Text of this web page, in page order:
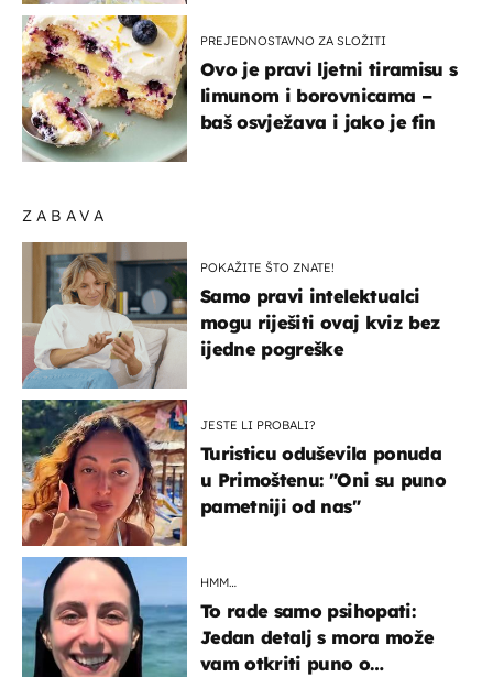
ZABAVA
POKAŽITE ŠTO ZNATE!
Samo pravi intelektualci
mogu riješiti ovaj kviz bez
ijedne pogreške
JESTE LI PROBALI?
Turisticu oduševila ponuda
u Primoštenu: "Oni su puno
pametniji od nas"
HMM…
To rade samo psihopati:
Jedan detalj s mora može
vam otkriti puno o
PREJEDNOSTAVNO ZA SLOŽITI
Ovo je pravi ljetni tiramisu s
limunom i borovnicama –
baš osvježava i jako je fin